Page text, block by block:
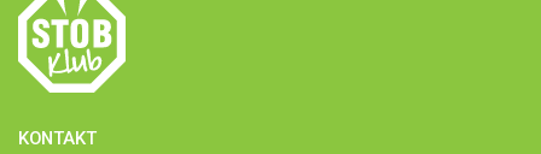
KONTAKT